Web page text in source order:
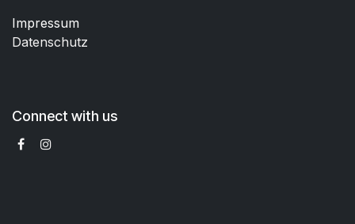
Impressum
Datenschutz
Connect with us